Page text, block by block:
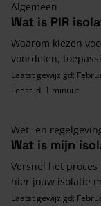
Algemeen
Wat is PIR
Waarom kiezen
voordelen,
Laatst gewijzigd:
Leestijd: 1 minuut
Wet- en
Wat is mijn
Versnel het
hier jouw isolatie
Laatst gewijzigd: